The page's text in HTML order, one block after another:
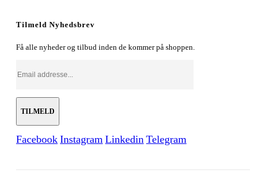
Tilmeld Nyhedsbrev
Få alle nyheder og tilbud inden de kommer på shoppen.
Facebook Instagram Linkedin Telegram